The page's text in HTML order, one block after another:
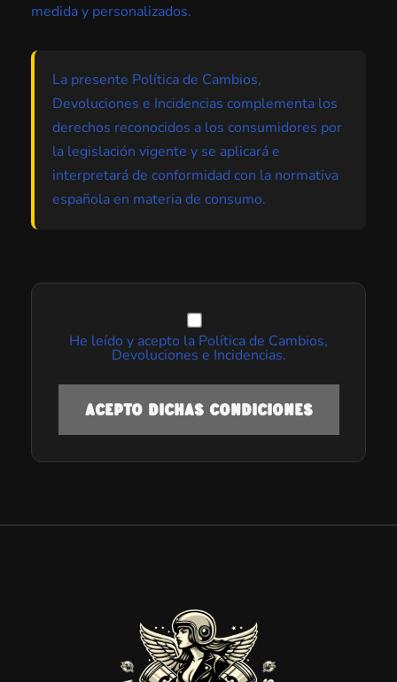
medida y personalizados.
La presente Política de Cambios,
Devoluciones e Incidencias complementa los
derechos reconocidos a los consumidores por
la legislación vigente y se aplicará e
interpretará de conformidad con la normativa
española en materia de consumo.
He leído y acepto la Política de Cambios,
Devoluciones e Incidencias.
ACEPTO DICHAS CONDICIONES